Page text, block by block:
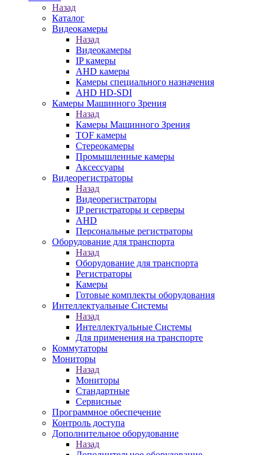
Назад
Каталог
Видеокамеры
Назад
Видеокамеры
IP камеры
AHD камеры
Камеры специального назначения
AHD HD-SDI
Камеры Машинного Зрения
Назад
Камеры Машинного Зрения
TOF камеры
Стереокамеры
Промышленные камеры
Аксессуары
Видеорегистраторы
Назад
Видеорегистраторы
IP регистраторы и серверы
AHD
Персональные регистраторы
Оборудование для транспорта
Назад
Оборудование для транспорта
Регистраторы
Камеры
Готовые комплекты оборудования
Интеллектуальные Системы
Назад
Интеллектуальные Системы
Для применения на транспорте
Коммутаторы
Мониторы
Назад
Мониторы
Стандартные
Сервисные
Программное обеспечение
Контроль доступа
Дополнительное оборудование
Назад